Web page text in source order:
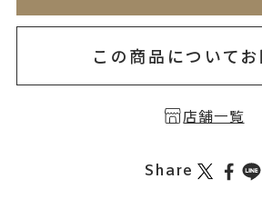
この商品について
店舗一覧
Share